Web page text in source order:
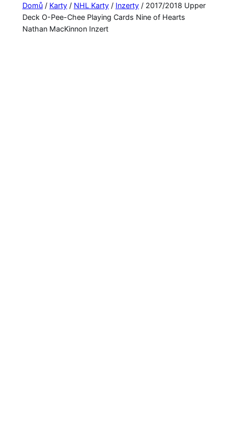
Domů/ Karty/ NHL Karty/ Inzerty/ 2017/2018 Upper
Deck O-Pee-Chee Playing Cards Nine of Hearts
Nathan MacKinnon Inzert